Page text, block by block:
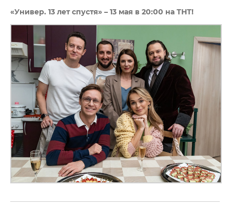
«Универ. 13 лет спустя» – 13 мая в 20:00 на ТНТ!